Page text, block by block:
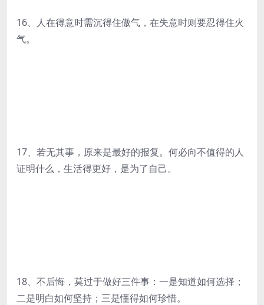
16、人在得意时需沉得住傲气，在失意时则要忍得住火
气。
17、若无其事，原来是最好的报复。何必向不值得的人
证明什么，生活得更好，是为了自己。
18、不后悔，莫过于做好三件事：一是知道如何选择；
二是明白如何坚持；三是懂得如何珍惜。